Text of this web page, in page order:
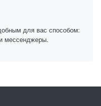
для вас способом:
мессенджеры.